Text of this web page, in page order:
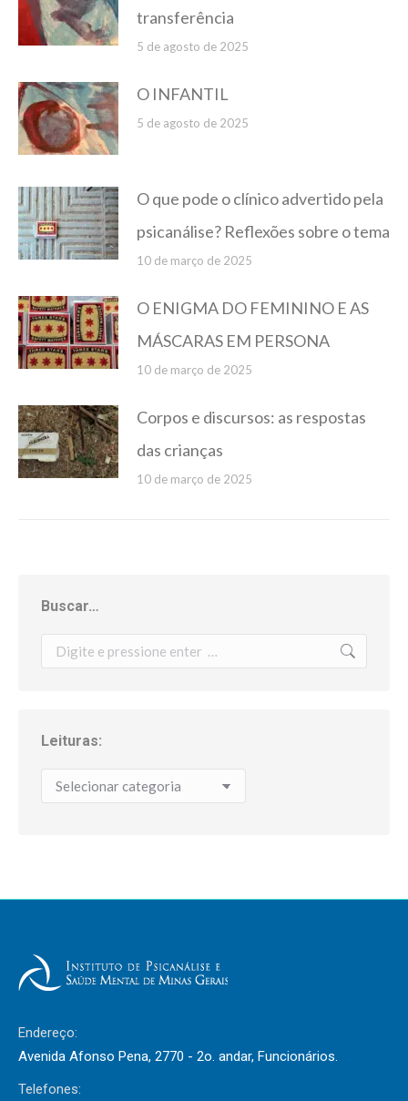
transferência
5 de agosto de 2025
O INFANTIL
5 de agosto de 2025
O que pode o clínico advertido pela
psicanálise? Reflexões sobre o tema
10 de março de 2025
O ENIGMA DO FEMININO E AS
MÁSCARAS EM PERSONA
10 de março de 2025
Corpos e discursos: as respostas
das crianças
10 de março de 2025
Buscar…
Leituras:
Endereço:
Avenida Afonso Pena, 2770 - 2o. andar, Funcionários.
Telefones: